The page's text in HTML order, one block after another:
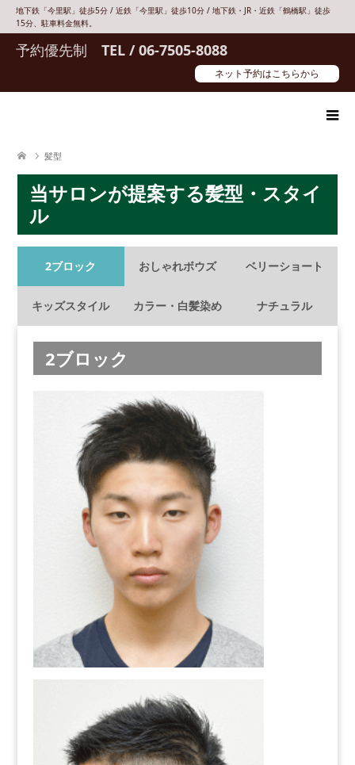
地下鉄「今里駅」徒歩5分 / 近鉄「今里駅」徒歩10分 / 地下鉄・JR・近鉄「鶴橋駅」徒歩
15分、駐車料金無料。
予約優先制 TEL / 06-7505-8088
ネット予約はこちらから
髪型
当サロンが提案する髪型・スタイ
ル
2ブロック おしゃれボウズ ベリーショート
キッズスタイル カラー・白髪染め ナチュラル
2ブロック